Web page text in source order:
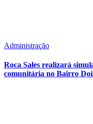
Administração
Roca Sales realizará
comunitária no Bairro